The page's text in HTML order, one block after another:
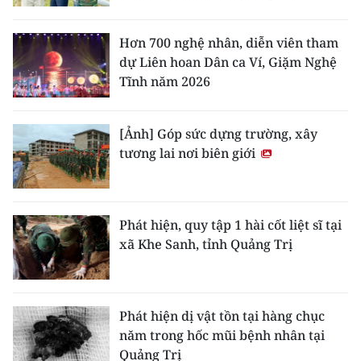
ENGLISH
中文
FRANÇAIS
РУССКИЙ
ESPAÑOL
Hơn 700 nghệ nhân, diễn viên tham
dự Liên hoan Dân ca Ví, Giặm Nghệ
Tĩnh năm 2026
[Ảnh] Góp sức dựng trường, xây
tương lai nơi biên giới
Phát hiện, quy tập 1 hài cốt liệt sĩ tại
xã Khe Sanh, tỉnh Quảng Trị
Phát hiện dị vật tồn tại hàng chục
năm trong hốc mũi bệnh nhân tại
Quảng Trị